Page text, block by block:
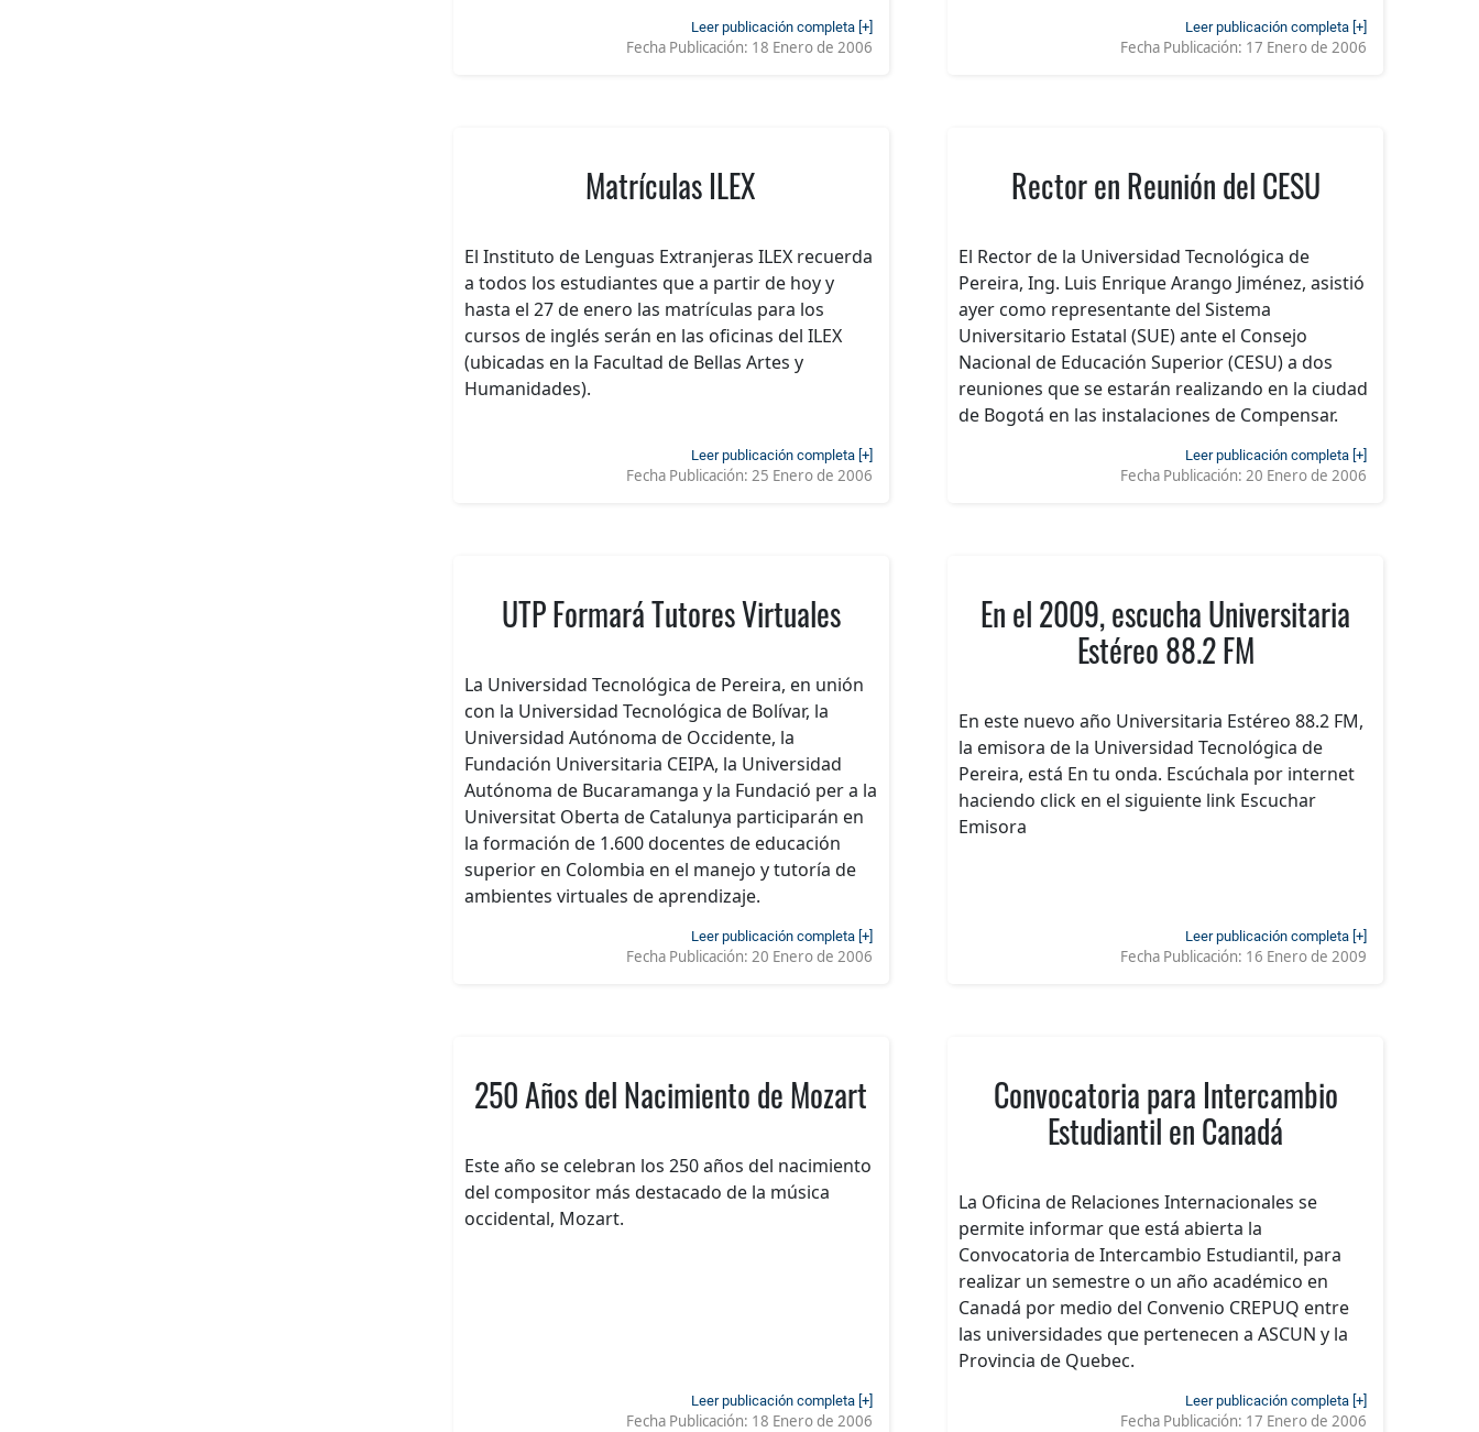
Leer publicación completa [+]
Fecha Publicación: 18 Enero de 2006
Leer publicación completa [+]
Fecha Publicación: 17 Enero de 2006
Matrículas ILEX
El Instituto de Lenguas Extranjeras ILEX recuerda
a todos los estudiantes que a partir de hoy y
hasta el 27 de enero las matrículas para los
cursos de inglés serán en las oficinas del ILEX
(ubicadas en la Facultad de Bellas Artes y
Humanidades).
Leer publicación completa [+]
Fecha Publicación: 25 Enero de 2006
Rector en Reunión del CESU
El Rector de la Universidad Tecnológica de
Pereira, Ing. Luis Enrique Arango Jiménez, asistió
ayer como representante del Sistema
Universitario Estatal (SUE) ante el Consejo
Nacional de Educación Superior (CESU) a dos
reuniones que se estarán realizando en la ciudad
de Bogotá en las instalaciones de Compensar.
Leer publicación completa [+]
Fecha Publicación: 20 Enero de 2006
UTP Formará Tutores Virtuales
La Universidad Tecnológica de Pereira, en unión
con la Universidad Tecnológica de Bolívar, la
Universidad Autónoma de Occidente, la
Fundación Universitaria CEIPA, la Universidad
Autónoma de Bucaramanga y la Fundació per a la
Universitat Oberta de Catalunya participarán en
la formación de 1.600 docentes de educación
superior en Colombia en el manejo y tutoría de
ambientes virtuales de aprendizaje.
Leer publicación completa [+]
Fecha Publicación: 20 Enero de 2006
En el 2009, escucha Universitaria
Estéreo 88.2 FM
En este nuevo año Universitaria Estéreo 88.2 FM,
la emisora de la Universidad Tecnológica de
Pereira, está En tu onda. Escúchala por internet
haciendo click en el siguiente link Escuchar
Emisora
Leer publicación completa [+]
Fecha Publicación: 16 Enero de 2009
250 Años del Nacimiento de Mozart
Este año se celebran los 250 años del nacimiento
del compositor más destacado de la música
occidental, Mozart.
Leer publicación completa [+]
Fecha Publicación: 18 Enero de 2006
Convocatoria para Intercambio
Estudiantil en Canadá
La Oficina de Relaciones Internacionales se
permite informar que está abierta la
Convocatoria de Intercambio Estudiantil, para
realizar un semestre o un año académico en
Canadá por medio del Convenio CREPUQ entre
las universidades que pertenecen a ASCUN y la
Provincia de Quebec.
Leer publicación completa [+]
Fecha Publicación: 17 Enero de 2006